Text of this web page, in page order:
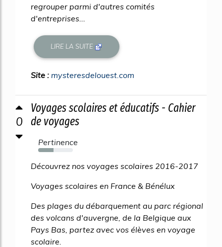
regrouper parmi d'autres comités
d'entreprises...
LIRE LA SUITE
Site : mysteresdelouest.com
0
Voyages scolaires et éducatifs - Cahier
de voyages
Pertinence
44%
Découvrez nos voyages scolaires 2016-2017
Voyages scolaires en France & Bénélux
Des plages du débarquement au parc régional
des volcans d'auvergne, de la Belgique aux
Pays Bas, partez avec vos élèves en voyage
scolaire.